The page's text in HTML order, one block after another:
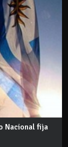
Nacional fija